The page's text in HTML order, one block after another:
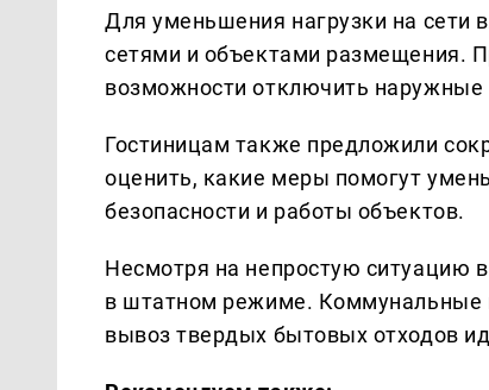
Для уменьшения нагрузки на сети
сетями и объектами размещения.
возможности отключить
Гостиницам также предложили
оценить, какие меры помогут
безопасности и работы объектов.
Несмотря на непростую ситуацию
в штатном режиме. Коммунальные
вывоз твердых бытовых отходов